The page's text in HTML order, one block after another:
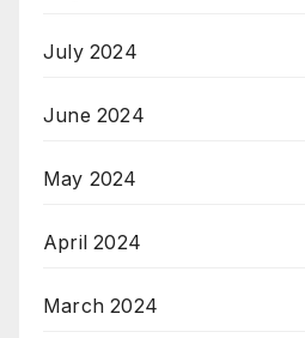
July 2024
June 2024
May 2024
April 2024
March 2024